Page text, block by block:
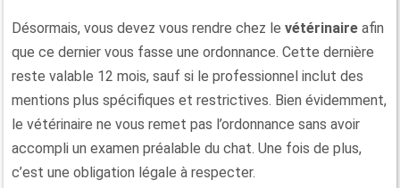
Désormais, vous devez vous rendre chez le vétérinaire afin
que ce dernier vous fasse une ordonnance. Cette dernière
reste valable 12 mois, sauf si le professionnel inclut des
mentions plus spécifiques et restrictives. Bien évidemment,
le vétérinaire ne vous remet pas l’ordonnance sans avoir
accompli un examen préalable du chat. Une fois de plus,
c’est une obligation légale à respecter.